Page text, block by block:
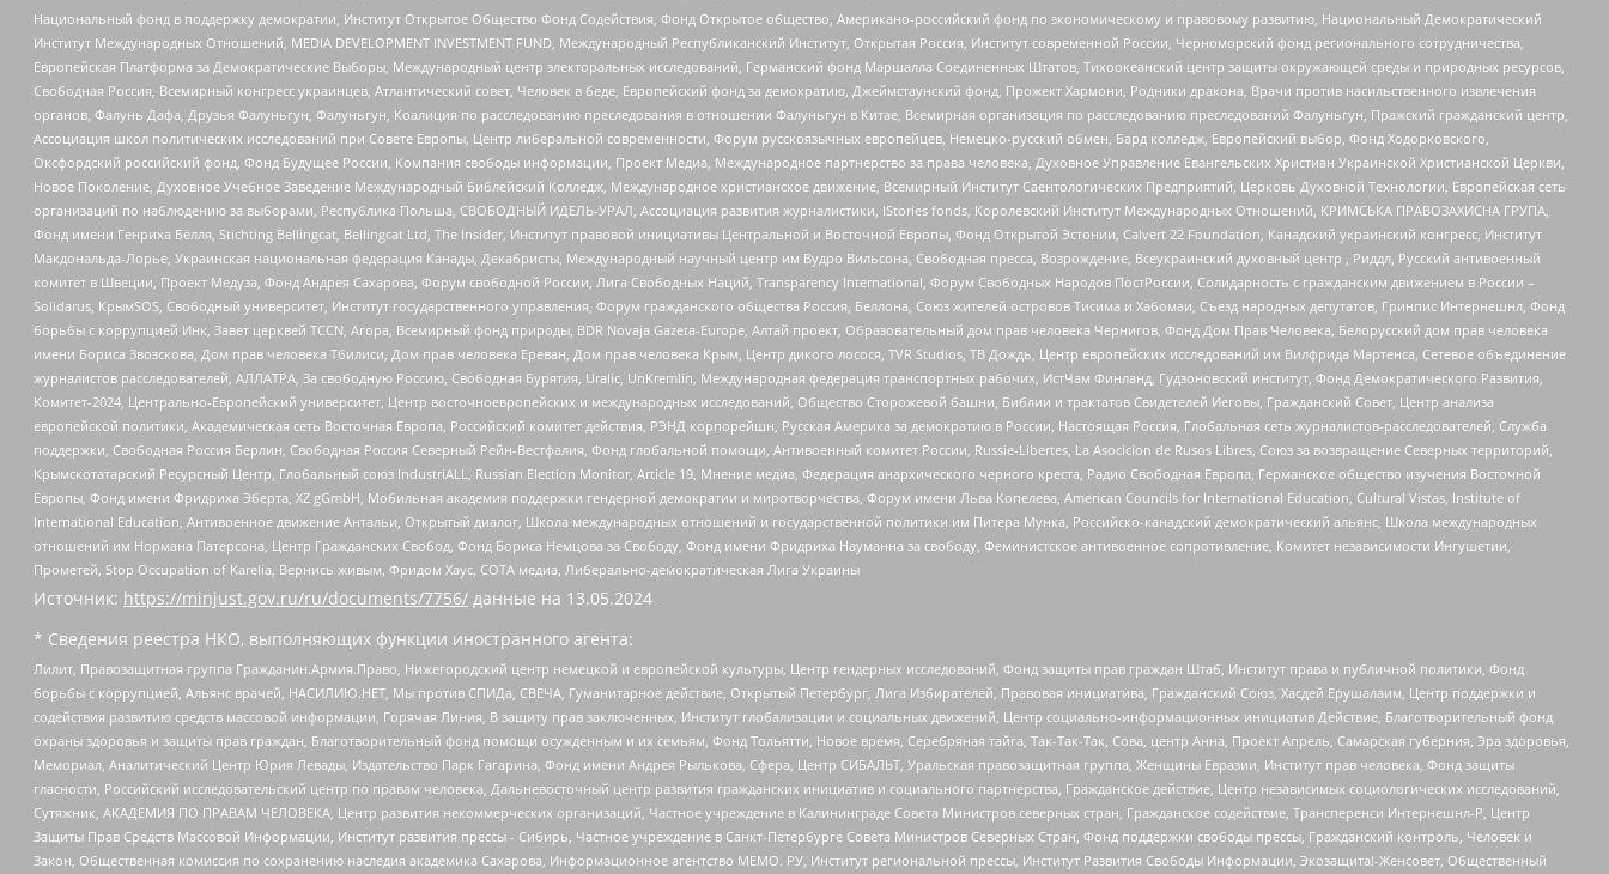
Национальный фонд в поддержку демократии, Институт Открытое Общество Фонд Содействия, Фонд Открытое общество, Американо-российский фонд по экономическому и правовому развитию, Национальный Демократический
Институт Международных Отношений, MEDIA DEVELOPMENT INVESTMENT FUND, Международный Республиканский Институт, Открытая Россия, Институт современной России, Черноморский фонд регионального сотрудничества,
Европейская Платформа за Демократические Выборы, Международный центр электоральных исследований, Германский фонд Маршалла Соединенных Штатов, Тихоокеанский центр защиты окружающей среды и природных ресурсов,
Свободная Россия, Всемирный конгресс украинцев, Атлантический совет, Человек в беде, Европейский фонд за демократию, Джеймстаунский фонд, Прожект Хармони, Родники дракона, Врачи против насильственного извлечения
органов, Фалунь Дафа, Друзья Фалуньгун, Фалуньгун, Коалиция по расследованию преследования в отношении Фалуньгун в Китае, Всемирная организация по расследованию преследований Фалуньгун, Пражский гражданский центр,
Ассоциация школ политических исследований при Совете Европы, Центр либеральной современности, Форум русскоязычных европейцев, Немецко-русский обмен, Бард колледж, Европейский выбор, Фонд Ходорковского,
Оксфордский российский фонд, Фонд Будущее России, Компания свободы информации, Проект Медиа, Международное партнерство за права человека, Духовное Управление Евангельских Христиан Украинской Христианской Церкви,
Новое Поколение, Духовное Учебное Заведение Международный Библейский Колледж, Международное христианское движение, Всемирный Институт Саентологических Предприятий, Церковь Духовной Технологии, Европейская сеть
организаций по наблюдению за выборами, Республика Польша, СВОБОДНЫЙ ИДЕЛЬ-УРАЛ, Ассоциация развития журналистики, IStories fonds, Королевский Институт Международных Отношений, КРИМСЬКА ПРАВОЗАХИСНА ГРУПА,
Фонд имени Генриха Бёлля, Stichting Bellingcat, Bellingcat Ltd, The Insider, Институт правовой инициативы Центральной и Восточной Европы, Фонд Открытой Эстонии, Calvert 22 Foundation, Канадский украинский конгресс, Институт
Макдональда-Лорье, Украинская национальная федерация Канады, Декабристы, Международный научный центр им Вудро Вильсона, Свободная пресса, Возрождение, Всеукраинский духовный центр , Риддл, Русский антивоенный
комитет в Швеции, Проект Медуза, Фонд Андрея Сахарова, Форум свободной России, Лига Свободных Наций, Transparеncy International, Форум Свободных Народов ПостРоссии, Солидарность с гражданским движением в России –
Solidarus, КрымSOS, Свободный университет, Институт государственного управления, Форум гражданского общества Россия, Беллона, Союз жителей островов Тисима и Хабомаи, Съезд народных депутатов, Гринпис Интернешнл, Фонд
борьбы с коррупцией Инк, Завет церквей TCCN, Агора, Всемирный фонд природы, BDR Novaja Gazeta-Europe, Алтай проект, Образовательный дом прав человека Чернигов, Фонд Дом Прав Человека, Белорусский дом прав человека
имени Бориса Звозскова, Дом прав человека Тбилиси, Дом прав человека Ереван, Дом прав человека Крым, Центр дикого лосося, TVR Studios, ТВ Дождь, Центр европейских исследований им Вилфрида Мартенса, Сетевое объединение
журналистов расследователей, АЛЛАТРА, За свободную Россию, Свободная Бурятия, Uralic, UnKremlin, Международная федерация транспортных рабочих, ИстЧам Финланд, Гудзоновский институт, Фонд Демократического Развития,
Комитет-2024, Центрально-Европейский университет, Центр восточноевропейских и международных исследований, Общество Сторожевой башни, Библии и трактатов Свидетелей Иеговы, Гражданский Совет, Центр анализа
европейской политики, Академическая сеть Восточная Европа, Российский комитет действия, РЭНД корпорейшн, Русская Америка за демократию в России, Настоящая Россия, Глобальная сеть журналистов-расследователей, Служба
поддержки, Свободная Россия Берлин, Свободная Россия Северный Рейн-Вестфалия, Фонд глобальной помощи, Антивоенный комитет России, Russie-Libertes, La Asocicion de Rusos Libres, Союз за возвращение Северных территорий,
Крымскотатарский Ресурсный Центр, Глобальный союз IndustriALL, Russian Election Monitor, Article 19, Мнение медиа, Федерация анархического черного креста, Радио Свободная Европа, Германское общество изучения Восточной
Европы, Фонд имени Фридриха Эберта, XZ gGmbH, Мобильная академия поддержки гендерной демократии и миротворчества, Форум имени Льва Копелева, American Councils for International Education, Cultural Vistas, Institute of
International Education, Антивоенное движение Антальи, Открытый диалог, Школа международных отношений и государственной политики им Питера Мунка, Российско-канадский демократический альянс, Школа международных
отношений им Нормана Патерсона, Центр Гражданских Свобод, Фонд Бориса Немцова за Свободу, Фонд имени Фридриха Науманна за свободу, Феминистское антивоенное сопротивление, Комитет независимости Ингушетии,
Прометей, Stop Occupation of Karelia, Вернись живым, Фридом Хаус, СОТА медиа, Либерально-демократическая Лига Украины
Источник: https://minjust.gov.ru/ru/documents/7756/ данные на 13.05.2024
* Сведения реестра НКО, выполняющих функции иностранного агента:
Лилит, Правозащитная группа Гражданин.Армия.Право, Нижегородский центр немецкой и европейской культуры, Центр гендерных исследований, Фонд защиты прав граждан Штаб, Институт права и публичной политики, Фонд
борьбы с коррупцией, Альянс врачей, НАСИЛИЮ.НЕТ, Мы против СПИДа, СВЕЧА, Гуманитарное действие, Открытый Петербург, Лига Избирателей, Правовая инициатива, Гражданский Союз, Хасдей Ерушалаим, Центр поддержки и
содействия развитию средств массовой информации, Горячая Линия, В защиту прав заключенных, Институт глобализации и социальных движений, Центр социально-информационных инициатив Действие, Благотворительный фонд
охраны здоровья и защиты прав граждан, Благотворительный фонд помощи осужденным и их семьям, Фонд Тольятти, Новое время, Серебряная тайга, Так-Так-Так, Сова, центр Анна, Проект Апрель, Самарская губерния, Эра здоровья,
Мемориал, Аналитический Центр Юрия Левады, Издательство Парк Гагарина, Фонд имени Андрея Рылькова, Сфера, Центр СИБАЛЬТ, Уральская правозащитная группа, Женщины Евразии, Институт прав человека, Фонд защиты
гласности, Российский исследовательский центр по правам человека, Дальневосточный центр развития гражданских инициатив и социального партнерства, Гражданское действие, Центр независимых социологических исследований,
Сутяжник, АКАДЕМИЯ ПО ПРАВАМ ЧЕЛОВЕКА, Центр развития некоммерческих организаций, Частное учреждение в Калининграде Совета Министров северных стран, Гражданское содействие, Трансперенси Интернешнл-Р, Центр
Защиты Прав Средств Массовой Информации, Институт развития прессы - Сибирь, Частное учреждение в Санкт-Петербурге Совета Министров Северных Стран, Фонд поддержки свободы прессы, Гражданский контроль, Человек и
Закон, Общественная комиссия по сохранению наследия академика Сахарова, Информационное агентство МЕМО. РУ, Институт региональной прессы, Институт Развития Свободы Информации, Экозащита!-Женсовет, Общественный